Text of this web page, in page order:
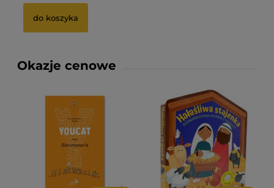
do koszyka
Okazje cenowe